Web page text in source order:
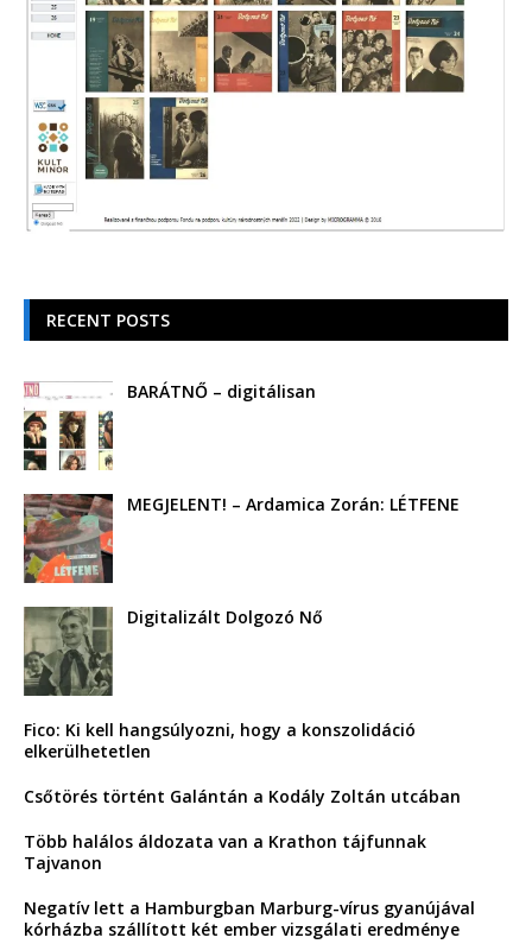
RECENT POSTS
BARÁTNŐ – digitálisan
MEGJELENT! – Ardamica Zorán: LÉTFENE
Digitalizált Dolgozó Nő
Fico: Ki kell hangsúlyozni, hogy a konszolidáció
elkerülhetetlen
Csőtörés történt Galántán a Kodály Zoltán utcában
Több halálos áldozata van a Krathon tájfunnak
Tajvanon
Negatív lett a Hamburgban Marburg-vírus gyanújával
kórházba szállított két ember vizsgálati eredménye